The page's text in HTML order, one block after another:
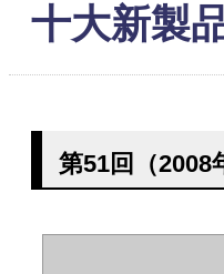
十大新製
第51回（2008